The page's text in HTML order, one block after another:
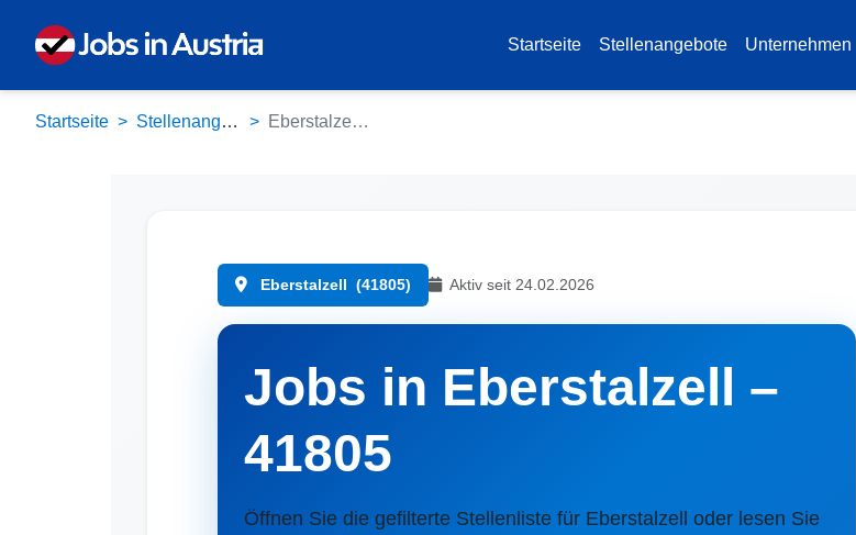
Startseite Stellenangebote Unternehmen
Startseite Stellenangebote Eberstalzell (41805)
Eberstalzell (41805) Aktiv seit 24.02.2026
Jobs in Eberstalzell –
41805
Öffnen Sie die gefilterte Stellenliste für Eberstalzell oder lesen Sie